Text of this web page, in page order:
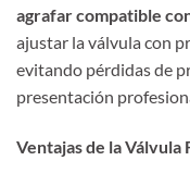
agrafar compatible
ajustar la válvula con
evitando pérdidas de
presentación
Ventajas de la Válvula